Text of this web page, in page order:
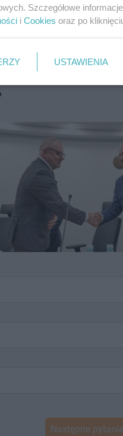
- Test
Następne pytanie
Szczegółowe
i Cookies oraz po
USTAWIENIA